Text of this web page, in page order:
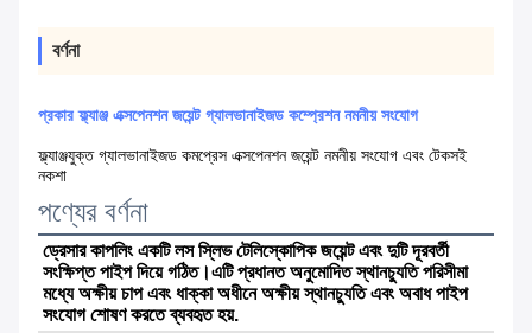
বর্ণনা
প্রকার ফ্ল্যাঞ্জ এক্সপেনশন জয়েন্ট গ্যালভানাইজড কম্প্রেশন নমনীয় সংযোগ
ফ্ল্যাঞ্জযুক্ত গ্যালভানাইজড কমপ্রেস এক্সপেনশন জয়েন্ট নমনীয় সংযোগ এবং টেকসই
নকশা
পণ্যের বর্ণনা
ড্রেসার কাপলিং একটি লস স্লিভ টেলিস্কোপিক জয়েন্ট এবং দুটি দূরবর্তী
সংক্ষিপ্ত পাইপ দিয়ে গঠিত।এটি প্রধানত অনুমোদিত স্থানচ্যুতি পরিসীমা
মধ্যে অক্ষীয় চাপ এবং ধাক্কা অধীনে অক্ষীয় স্থানচ্যুতি এবং অবাধ পাইপ
সংযোগ শোষণ করতে ব্যবহৃত হয়.